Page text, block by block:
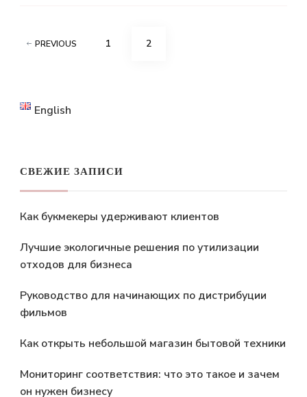
Пагинация
PREVIOUS PAGE
1 PAGE
2
English
СВЕЖИЕ ЗАПИСИ
Как букмекеры удерживают клиентов
Лучшие экологичные решения по утилизации
отходов для бизнеса
Руководство для начинающих по дистрибуции
фильмов
Как открыть небольшой магазин бытовой техники
Мониторинг соответствия: что это такое и зачем
он нужен бизнесу